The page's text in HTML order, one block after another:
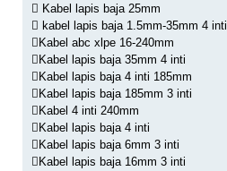
Kabel lapis baja 25mm
kabel lapis baja 1.5mm-35mm 4 inti
Kabel abc xlpe 16-240mm
Kabel lapis baja 35mm 4 inti
Kabel lapis baja 4 inti 185mm
Kabel lapis baja 185mm 3 inti
Kabel 4 inti 240mm
Kabel lapis baja 4 inti
Kabel lapis baja 6mm 3 inti
Kabel lapis baja 16mm 3 inti